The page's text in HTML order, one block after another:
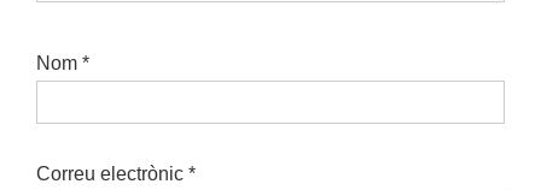
Nom *
Correu electrònic *